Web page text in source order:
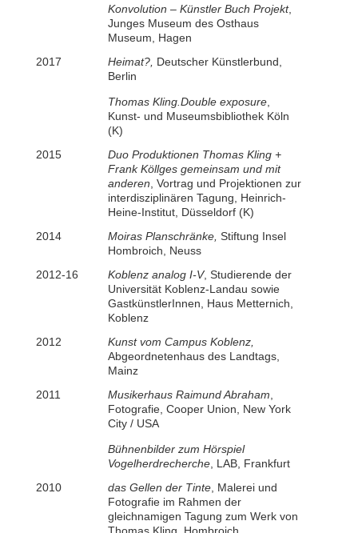
Konvolution – Künstler Buch Projekt,
Junges Museum des Osthaus
Museum, Hagen
2017
Heimat?, Deutscher Künstlerbund,
Berlin
Thomas Kling.Double exposure,
Kunst- und Museumsbibliothek Köln
(K)
2015
Duo Produktionen Thomas Kling +
Frank Köllges gemeinsam und mit
anderen , Vortrag und Projektionen zur
interdisziplinären Tagung, Heinrich-
Heine-Institut, Düsseldorf (K)
2014
Moiras Planschränke, Stiftung Insel
Hombroich, Neuss
2012-16
Koblenz analog I-V, Studierende der
Universität Koblenz-Landau sowie
GastkünstlerInnen, Haus Metternich,
Koblenz
2012
Kunst vom Campus Koblenz,
Abgeordnetenhaus des Landtags,
Mainz
2011
Musikerhaus Raimund Abraham
Fotografie, Cooper Union, New York
City / USA
Bühnenbilder zum Hörspiel
Vogelherdrecherche, LAB, Frankfurt
2010
das Gellen der Tinte, Malerei und
Fotografie im Rahmen der
gleichnamigen Tagung zum Werk von